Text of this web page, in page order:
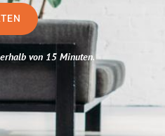
von 15 Minuten.